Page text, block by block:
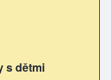
s dětmi